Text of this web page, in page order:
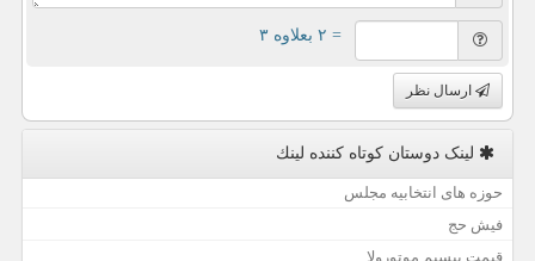
= ۲ بعلاوه ۳
ارسال نظر
لینک دوستان كوتاه كننده لینك
حوزه های انتخابیه مجلس
فیش حج
قیمت بیسیم موتورولا